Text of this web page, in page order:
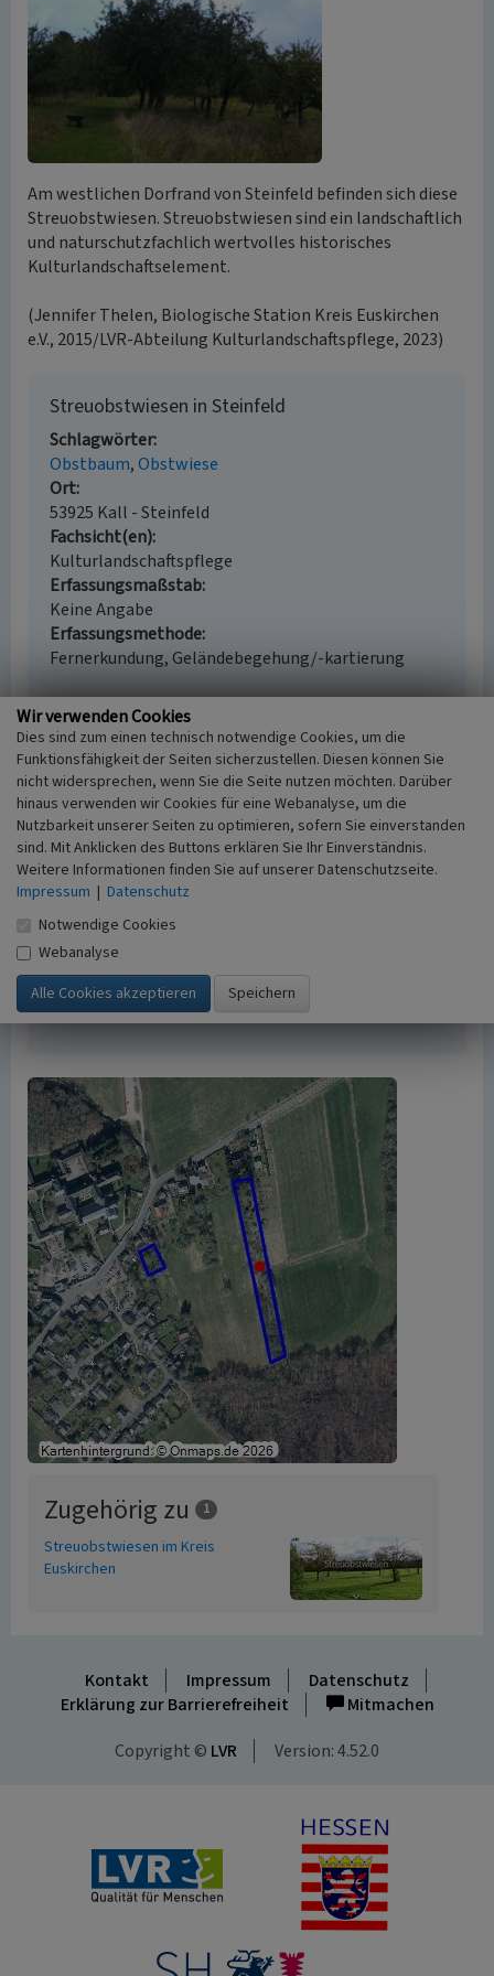
Am westlichen Dorfrand von Steinfeld befinden sich diese
Streuobstwiesen. Streuobstwiesen sind ein landschaftlich
und naturschutzfachlich wertvolles historisches
Kulturlandschaftselement.
(Jennifer Thelen, Biologische Station Kreis Euskirchen
e.V., 2015/LVR-Abteilung Kulturlandschaftspflege, 2023)
Streuobstwiesen in Steinfeld
Schlagwörter
Obstbaum Obstwiese
Ort
53925 Kall - Steinfeld
Fachsicht(en)
Kulturlandschaftspflege
Erfassungsmaßstab
Keine Angabe
Erfassungsmethode
Fernerkundung, Geländebegehung/-kartierung
Empfohlene Zitierweise
Urheberrechtlicher Hinweis
Der hier präsentierte Inhalt ist urheberrechtlich
geschützt. Die angezeigten Medien unterliegen
möglicherweise zusätzlichen urheberrechtlichen
Bedingungen, die an diesen ausgewiesen sind.
Empfohlene Zitierweise
Jennifer Thelen: „Streuobstwiesen in Steinfeld”. In:
KuLaDig, Kultur.Landschaft.Digital. URL:
https://www.kuladig.de/Objektansicht/O-95410-
20140627-18(Abgerufen: 8. August 2026)
Zugehörig zu 1
Streuobstwiesen im Kreis
Euskirchen
Kontakt Impressum
Datenschutz
Erklärung zur Barrierefreiheit
Mitmachen
Copyright © LVR Version: 4.52.0
Wir verwenden Cookies
Dies sind zum einen technisch notwendige Cookies, um die
Funktionsfähigkeit der Seiten sicherzustellen. Diesen können Sie
nicht widersprechen, wenn Sie die Seite nutzen möchten. Darüber
hinaus verwenden wir Cookies für eine Webanalyse, um die
Nutzbarkeit unserer Seiten zu optimieren, sofern Sie einverstanden
sind. Mit Anklicken des Buttons erklären Sie Ihr Einverständnis.
Weitere Informationen finden Sie auf unserer Datenschutzseite.
Impressum | Datenschutz
Notwendige Cookies
Webanalyse